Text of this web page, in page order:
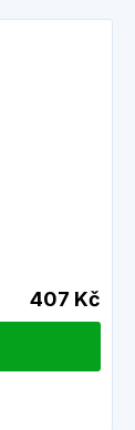
407 Kč